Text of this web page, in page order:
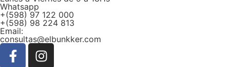
Whatsapp
+(598) 97 122 000
+(598) 98 224 813
Email:
consultas@elbunkker.com